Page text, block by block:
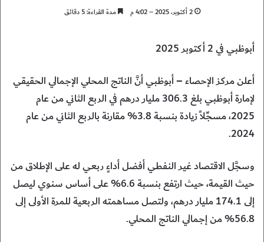
2 أكتوبر، 2025 – 4:02 م مدة القراءة: 5 دقائق
أبوظبي في 2 أكتوبر 2025
أعلن مركز الإحصاء – أبوظبي أنَّ الناتج المحلي الإجمالي الحقيقي
لإمارة أبوظبي بلغ 306.3 مليار درهم في الربع الثاني من عام
2025، مسجِّلاً زيادة بنسبة 3.8% مقارنة بالربع الثاني من عام
2024.
وسجَّل الاقتصاد غير النفطي أفضل أداءٍ ربعي له على الإطلاق من
حيث القيمة، حيث ارتفع بنسبة 6.6% على أساس سنوي ليصل
إلى 174.1 مليار درهم، ولتصل مساهمته الربعية للمرة الأولى إلى
56.8% من إجمالي الناتج المحلي.